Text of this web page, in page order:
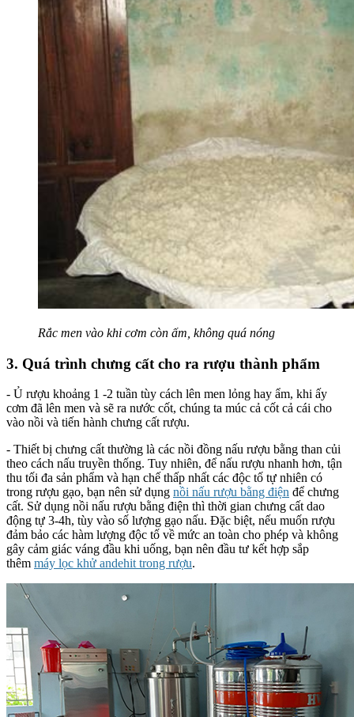
Rắc men vào khi cơm còn ấm, không quá nóng
3. Quá trình chưng cất cho ra rượu thành phẩm
- Ủ rượu khoảng 1 -2 tuần tùy cách lên men lỏng hay ẩm, khi ấy
cơm đã lên men và sẽ ra nước cốt, chúng ta múc cả cốt cả cái cho
vào nồi và tiến hành chưng cất rượu.
- Thiết bị chưng cất thường là các nồi đồng nấu rượu bằng than củi
theo cách nấu truyền thống. Tuy nhiên, để nấu rượu nhanh hơn, tận
thu tối đa sản phẩm và hạn chế thấp nhất các độc tố tự nhiên có
trong rượu gạo, bạn nên sử dụng nồi nấu rượu bằng điện để chưng
cất. Sử dụng nồi nấu rượu bằng điện thì thời gian chưng cất dao
động tự 3-4h, tùy vào số lượng gạo nấu. Đặc biệt, nếu muốn rượu
đảm bảo các hàm lượng độc tố về mức an toàn cho phép và không
gây cảm giác váng đầu khi uống, bạn nên đầu tư kết hợp sắp
thêm máy lọc khử andehit trong rượu.